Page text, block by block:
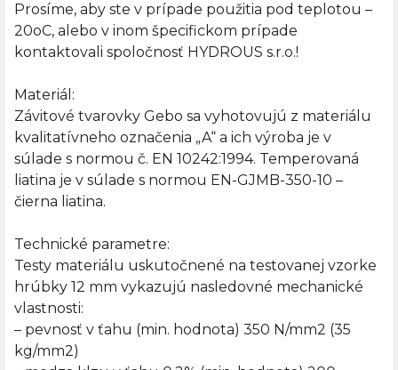
Prosíme, aby ste v prípade použitia pod teplotou –
20oC, alebo v inom špecifickom prípade
kontaktovali spoločnosť HYDROUS s.r.o.!
Materiál:
Závitové tvarovky Gebo sa vyhotovujú z materiálu
kvalitatívneho označenia „A“ a ich výroba je v
súlade s normou č. EN 10242:1994. Temperovaná
liatina je v súlade s normou EN-GJMB-350-10 –
čierna liatina.
Technické parametre:
Testy materiálu uskutočnené na testovanej vzorke
hrúbky 12 mm vykazujú nasledovné mechanické
vlastnosti:
– pevnosť v ťahu (min. hodnota) 350 N/mm2 (35
kg/mm2)